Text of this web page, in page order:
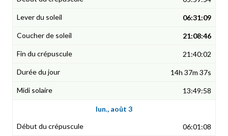
06:31:09
21:08:46
21:40:02
14h 37m 37s
13:49:58
lun., août 3
06:01:08